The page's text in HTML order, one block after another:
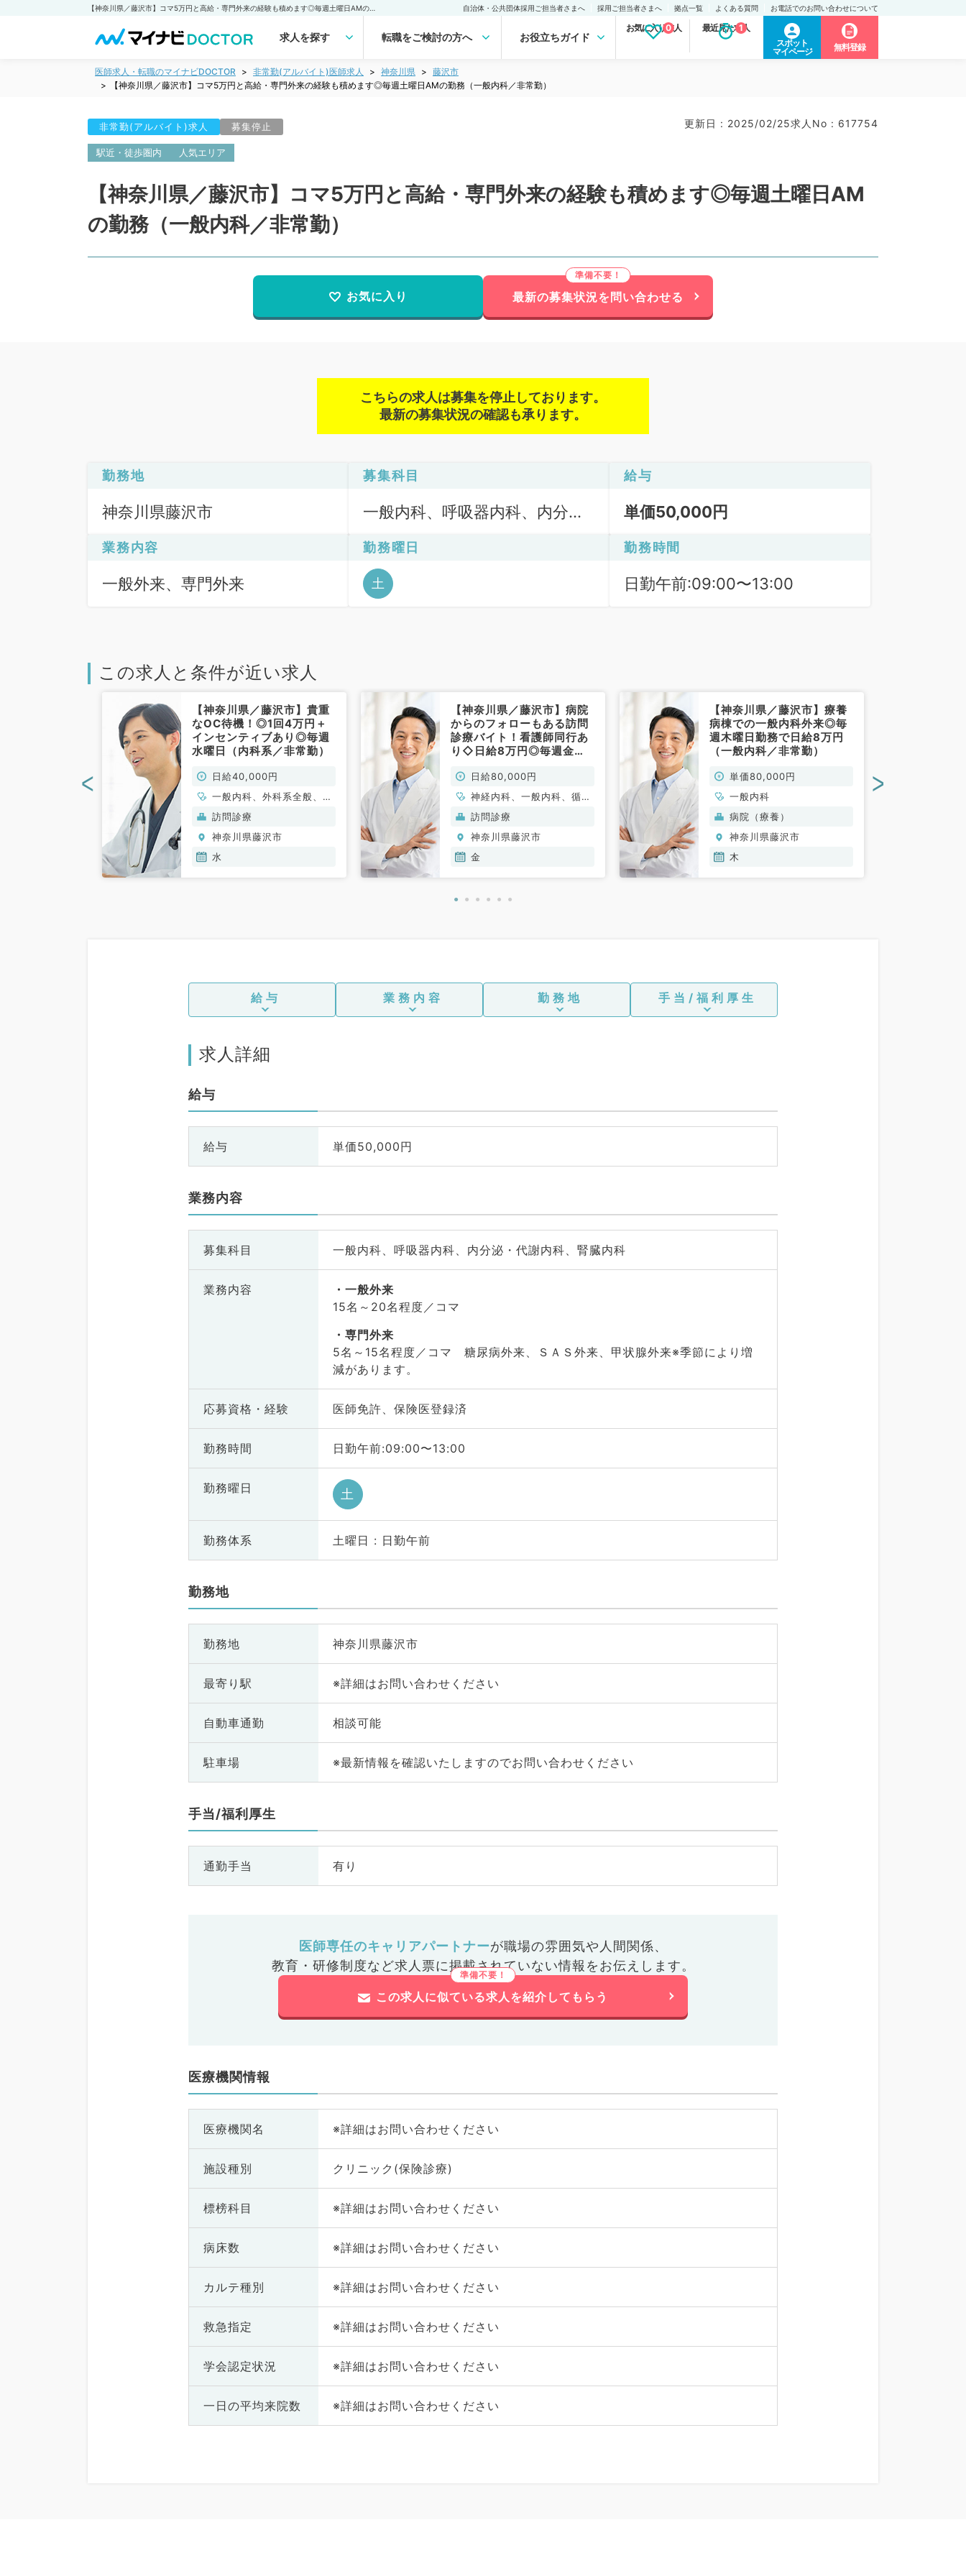
自治体・公共団体採用ご担当者さまへ 採用ご担当者さまへ 拠点一覧 よくある質問 お電話でのお問い合わせについて
求人を探す 転職をご検討の方へ お役立ちガイド
お気に入り求人
0 最近見た求人
1
スポット
マイページ
無料登録
医師求人・転職のマイナビDOCTOR 非常勤(アルバイト)医師求人 神奈川県
藤沢市
【神奈川県／藤沢市】コマ5万円と高給・専門外来の経験も積めます◎毎週土曜日AMの勤務（一般内科／非常勤）
非常勤(アルバイト)求人 募集停止 更新日 : 2025/02/25求人No : 617754
駅近・徒歩圏内 人気エリア
【神奈川県／藤沢市】コマ5万円と高給・専門外来の経験も積めます◎毎週土曜日AM
の勤務（一般内科／非常勤）
お気に入り 最新の募集状況を問い合わせる
こちらの求人は募集を停止しております。
最新の募集状況の確認も承ります。
勤務地
神奈川県藤沢市
募集科目
一般内科、呼吸器内科、内分
給与
単価50,000円
業務内容
一般外来、専門外来
勤務曜日
土
勤務時間
日勤午前:09:00〜13:00
この求人と条件が近い求人
【神奈川県／藤沢市】貴重
なOC待機！◎1回4万円＋
インセンティブあり◎毎週
水曜日（内科系／非常勤）
日給40,000円
一般内科、外科系全般、一
般外科
訪問診療
神奈川県藤沢市
水
【神奈川県／藤沢市】病院
からのフォローもある訪問
診療バイト！看護師同行あ
り◇日給8万円◎毎週金曜
勤）日給80,000円
神経内科、一般内科、循環
器内科、呼吸器内科、消化
器内科、内分泌・代謝内
科、腎臓内科、老年内科、
血液内科、膠原病科
訪問診療
神奈川県藤沢市
金
【神奈川県／藤沢市】療養
病棟での一般内科外来◎毎
週木曜日勤務で日給8万円
（一般内科／非常勤）
単価80,000円
一般内科
病院（療養）
神奈川県藤沢市
木
< >
給与 業務内容 勤務地 手当/福利厚生
求人詳細
給与
給与 単価50,000円
業務内容
募集科目 一般内科、呼吸器内科、内分泌・代謝内科、腎臓内科
業務内容
一般外来
15名～20名程度／コマ
専門外来
5名～15名程度／コマ 糖尿病外来、ＳＡＳ外来、甲状腺外来※季節により増
減があります。
応募資格・ 経験 医師免許、保険医登録済
勤務時間 日勤午前:09:00〜13:00
勤務曜日 土
勤務体系 土曜日 : 日勤午前
勤務地
勤務地 神奈川県藤沢市
最寄り駅 ※詳細はお問い合わせください
自動車通勤 相談可能
駐車場 ※最新情報を確認いたしますのでお問い合わせください
手当/福利厚生
通勤手当 有り
医師専任のキャリアパートナーが職場の雰囲気や人間関係、
教育・研修制度など求人票に掲載されていない情報をお伝えします。
この求人に似ている求人を紹介してもらう
医療機関情報
医療機関名 ※詳細はお問い合わせください
施設種別 クリニック(保険診療)
標榜科目 ※詳細はお問い合わせください
病床数 ※詳細はお問い合わせください
カルテ種別 ※詳細はお問い合わせください
救急指定 ※詳細はお問い合わせください
学会認定状況 ※詳細はお問い合わせください
一日の平均来院数 ※詳細はお問い合わせください